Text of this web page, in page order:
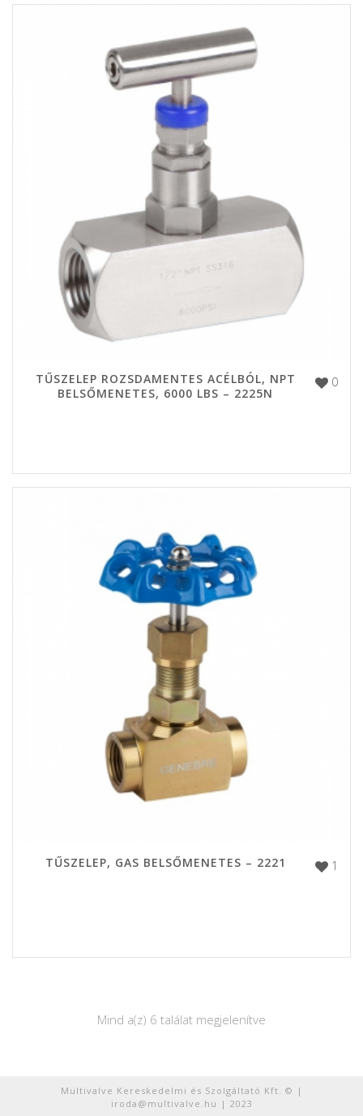
0
TŰSZELEP ROZSDAMENTES ACÉLBÓL, NPT
BELSŐMENETES, 6000 LBS – 2225N
1
TŰSZELEP, GAS BELSŐMENETES – 2221
Mind a(z) 6 találat megjelenítve
Multivalve Kereskedelmi és Szolgáltató Kft. © |
iroda@multivalve.hu | 2023